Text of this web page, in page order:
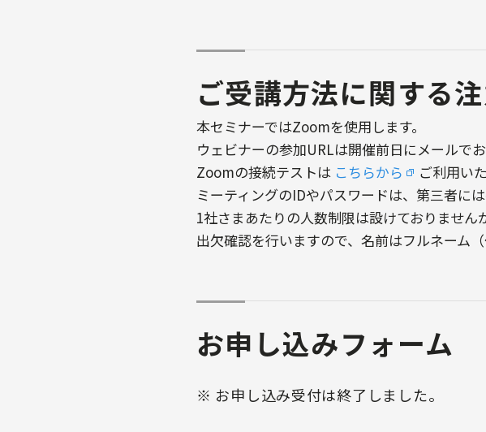
ご受講方法に関する
本セミナーではZoomを使用します。
ウェビナーの参加URLは開催前日にメールでお
Zoomの接続テストは こちらから
ご利用い
ミーティングのIDやパスワードは、第三者に
1社さまあたりの人数制限は設けておりません
出欠確認を行いますので、名前はフルネーム
お申し込みフォーム
※ お申し込み受付は終了しました。